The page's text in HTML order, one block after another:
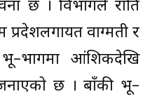
छ । विभागले राति
प्रदेशलगायत वाग्मती र
भू–भागमा आंशिकदेखि
छ । बाँकी भू–